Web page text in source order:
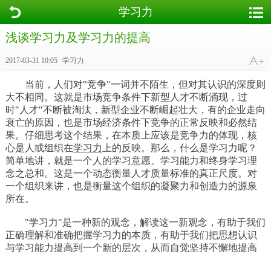
学习力
浅谈学习力及学习力的提高
2017-03-31 10:05 学习力
当前，人们对"竞争"一词并不陌生，但对其认识的深度则
大不相同。这就是市场竞争条件下新型人才不断涌现，过
时"人才"不断被淘汰，新型企业不断崛起壮大，有的企业走向
衰亡的原因，也是市场经济条件下竞争的正常反映和必然结
果。仔细思考这个结果，在本质上应该是竞争力的体现，核
心是人或组织在学习力 上的反映。那么，什么是学习力呢？
简单地讲，就是一个人的学习意愿、学习能力和终身学习理
念之总和。这是一个动态衡量人才质量标准的真正尺度。对
一个组织来讲，也是衡量这个组织的凝聚力和创造力的源泉
所在。
"学习力"是一种新的观念，解读这一新观念，有助于我们
正确理解和准确把握学习力的本质，有助于我们把思想认识
与学习能力提高到一个新的层次，从而自觉坚持不懈地提高